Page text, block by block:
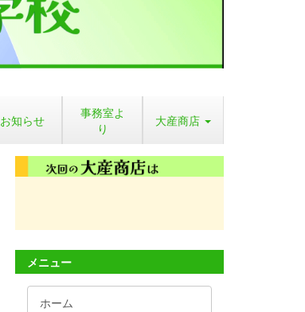
お知らせ
事務室よ
り
大産商店
メニュー
ホーム